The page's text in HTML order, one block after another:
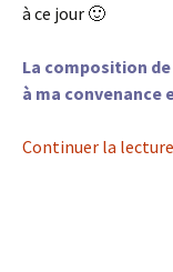
à ce jour 🙂
La composition
à ma
Continuer la